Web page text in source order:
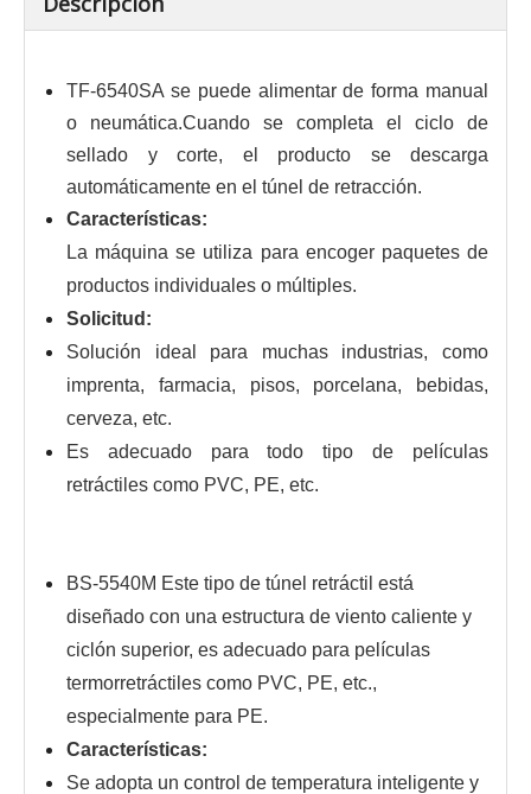
TF-6540SA se puede alimentar de forma manual
o neumática.Cuando se completa el ciclo de
sellado y corte, el producto se descarga
automáticamente en el túnel de retracción.
Características:
La máquina se utiliza para encoger paquetes de
productos individuales o múltiples.
Solicitud:
Solución ideal para muchas industrias, como
imprenta, farmacia, pisos, porcelana, bebidas,
cerveza, etc.
Es adecuado para todo tipo de películas
retráctiles como PVC, PE, etc.
BS-5540M Este tipo de túnel retráctil está
diseñado con una estructura de viento caliente y
ciclón superior, es adecuado para películas
termorretráctiles como PVC, PE, etc.,
especialmente para PE.
Características:
Se adopta un control de temperatura inteligente y